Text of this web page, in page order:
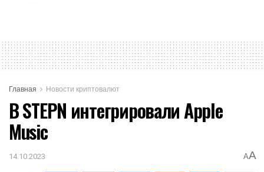
Главная Новости криптовалют
В STEPN интегрировали Apple
Music
14.10.2023 AA